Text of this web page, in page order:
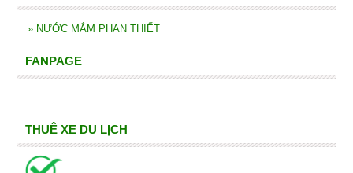
» NƯỚC MẮM PHAN THIẾT
FANPAGE
THUÊ XE DU LỊCH